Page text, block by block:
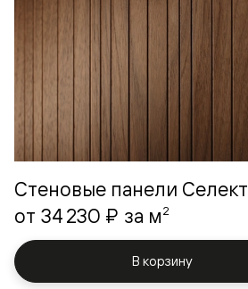
Стеновые панели Селект
от 34 230 ₽ за м2
В корзину